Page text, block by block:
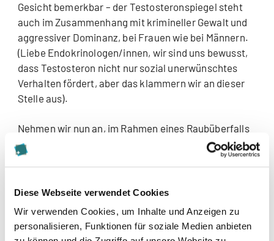
Diese Webseite verwendet Cookies
Wir verwenden Cookies, um Inhalte und Anzeigen zu
personalisieren, Funktionen für soziale Medien anbieten
Gesicht bemerkbar – der Testosteronspiegel steht
auch im Zusammenhang mit krimineller Gewalt und
aggressiver Dominanz, bei Frauen wie bei Männern.
(Liebe Endokrinologen/innen, wir sind uns bewusst,
dass Testosteron nicht nur sozial unerwünschtes
Verhalten fördert, aber das klammern wir an dieser
Stelle aus).
Nehmen wir nun an, im Rahmen eines Raubüberfalls
mit Körperverletzung gibt es zwei Hauptverdächtige.
Der erste potenzielle Täter hat ein recht feminines
der zweite aufgrund seiner Gesichtszüge
beispielsweise Polizisten mit der sozialen
Zuschreibung aufgrund von Gesichter um?